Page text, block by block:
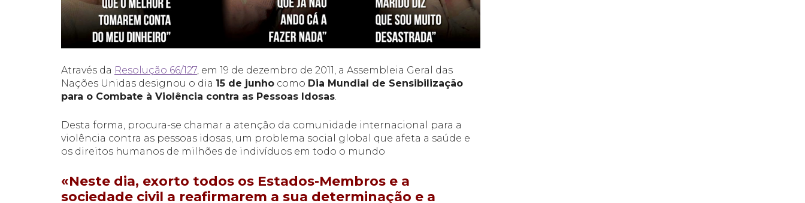
Através da Resolução 66/127, em 19 de dezembro de 2011, a Assembleia Geral das
Nações Unidas designou o dia 15 de junho como Dia Mundial de Sensibilização
para o Combate à Violência contra as Pessoas Idosas.
Desta forma, procura-se chamar a atenção da comunidade internacional para a
violência contra as pessoas idosas, um problema social global que afeta a saúde e
os direitos humanos de milhões de indivíduos em todo o mundo
«Neste dia, exorto todos os Estados-Membros e a
sociedade civil a reafirmarem a sua determinação e a